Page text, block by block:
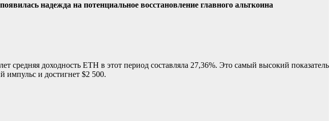
надежда на потенциальное восстановление главного альткоина
доходность ETH в этот период составляла 27,36%. Это самый высокий показатель
импульс и достигнет $2 500.